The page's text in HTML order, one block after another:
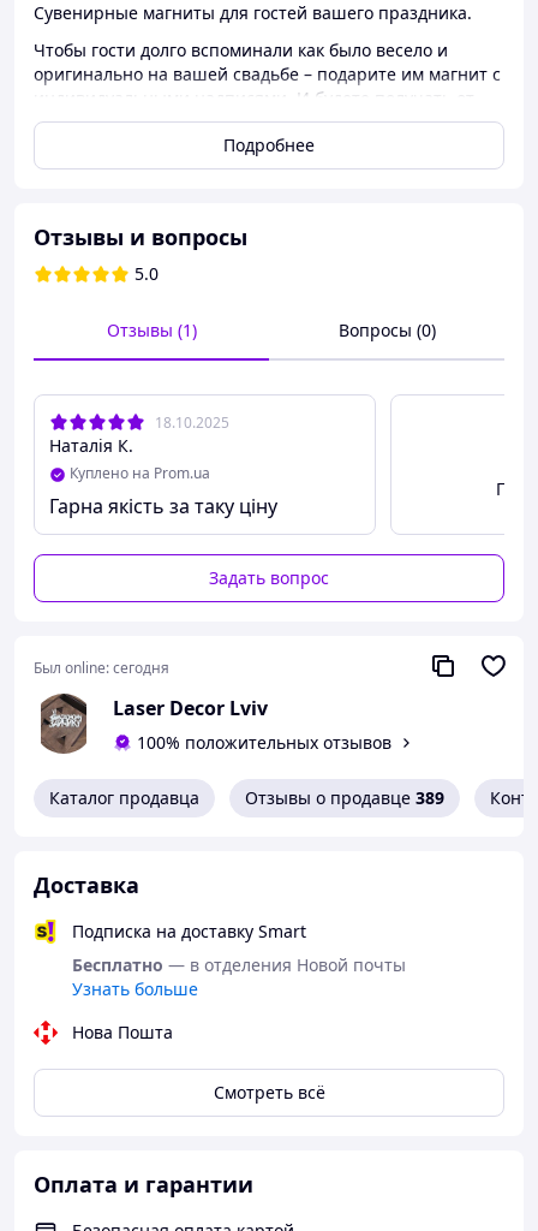
Сувенирные магниты для гостей вашего праздника.
Чтобы гости долго вспоминали как было весело и
оригинально на вашей свадьбе – подарите им магнит с
индивидуальными надписями. И будете получать от
них поздравления на каждую годовщину свадьбы!
Материал – белое ламинированное ХДФ толщиной 3
гравировки.
Размер – длина 60 мм, ширина 70 мм.
надписями, чтобы вы видели, как именно будет
выглядеть ваш дизайн.
Подробнее
Отзывы и вопросы
5.0
Отзывы (1) Вопросы (0)
18.10.2025
Наталія К.
Куплено на Prom.ua
Гарна якість за таку ціну
Задать вопрос
Был online:сегодня
Laser Decor Lviv
100% положительных отзывов
Каталог продавца Отзывы о продавце 389
Доставка
Подписка на доставку Smart
Бесплатно — в отделения Новой почты
Узнать больше
Нова Пошта
Смотреть всё
Оплата и гарантии